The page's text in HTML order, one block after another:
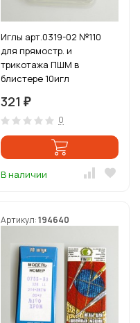
Иглы арт.0319-02 №110
для прямостр. и
трикотажа ПШМ в
блистере 10игл
321 ₽
0
В наличии
Артикул:194640